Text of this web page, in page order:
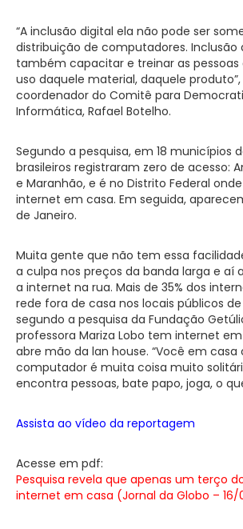
“A inclusão digital ela não pode ser
distribuição de computadores. Inclusão
também capacitar e treinar as pessoas
uso daquele material, daquele
coordenador do Comitê para
Informática, Rafael Botelho.
Segundo a pesquisa, em 18 municípios
brasileiros registraram zero de acesso:
e Maranhão, e é no Distrito Federal
internet em casa. Em seguida,
de Janeiro.
Muita gente que não tem essa
a culpa nos preços da banda larga e aí
a internet na rua. Mais de 35% dos
rede fora de casa nos locais públicos
segundo a pesquisa da Fundação
professora Mariza Lobo tem internet
abre mão da lan house. “Você em casa
computador é muita coisa muito
encontra pessoas, bate papo, joga, o
Assista ao vídeo da reportagem
Acesse em pdf:
Pesquisa revela que apenas um terço
internet em casa (Jornal da Globo – 16/